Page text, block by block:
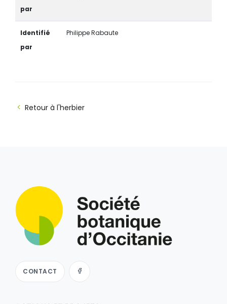
par
Identifié
par
Philippe Rabaute
Retour à l'herbier
CONTACT